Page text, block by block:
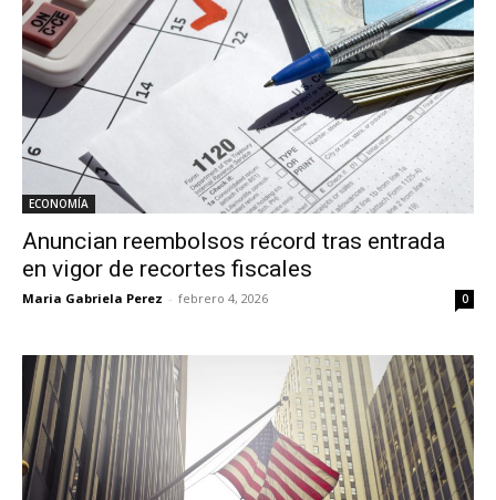
ECONOMÍA
Anuncian reembolsos récord tras entrada
en vigor de recortes fiscales
Maria Gabriela Perez - febrero 4, 2026 0